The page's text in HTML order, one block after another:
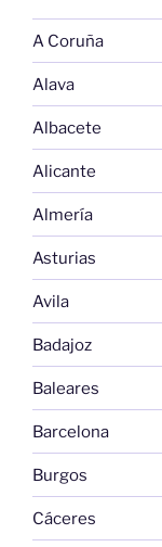
A Coruña
Alava
Albacete
Alicante
Almería
Asturias
Avila
Badajoz
Baleares
Barcelona
Burgos
Cáceres